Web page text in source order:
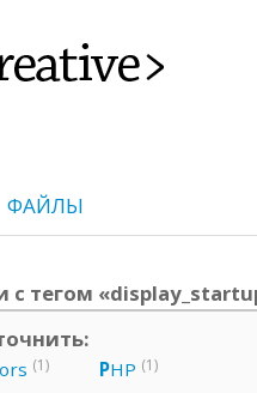
ФАЙЛЫ
с тегом
(1) PHP (1)